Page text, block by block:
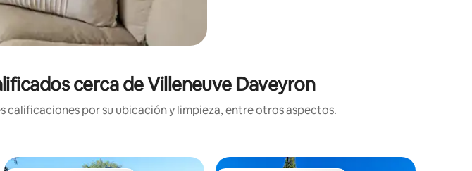
cerca de Villeneuve Daveyron
calificaciones por su ubicación y limpieza, entre otros aspectos.